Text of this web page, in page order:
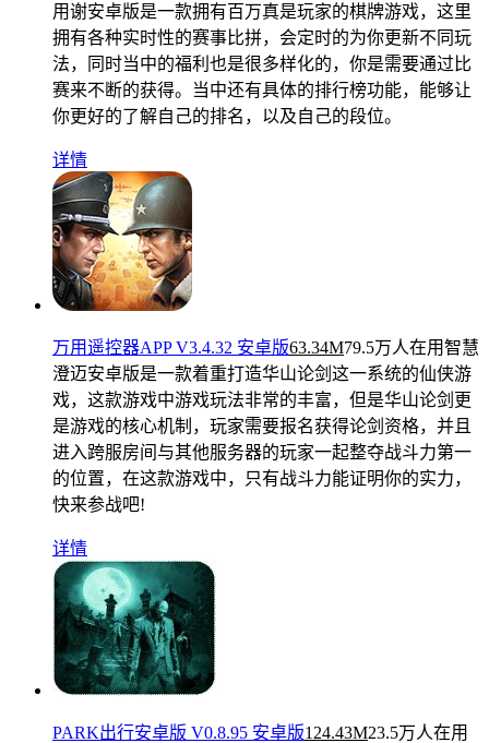
用谢安卓版是一款拥有百万真是玩家的棋牌游戏，这里
拥有各种实时性的赛事比拼，会定时的为你更新不同玩
法，同时当中的福利也是很多样化的，你是需要通过比
赛来不断的获得。当中还有具体的排行榜功能，能够让
你更好的了解自己的排名，以及自己的段位。
详情
万用遥控器APP V3.4.32 安卓版63.34M79.5万人在用智慧
澄迈安卓版是一款着重打造华山论剑这一系统的仙侠游
戏，这款游戏中游戏玩法非常的丰富，但是华山论剑更
是游戏的核心机制，玩家需要报名获得论剑资格，并且
进入跨服房间与其他服务器的玩家一起整夺战斗力第一
的位置，在这款游戏中，只有战斗力能证明你的实力，
快来参战吧!
详情
PARK出行安卓版 V0.8.95 安卓版124.43M23.5万人在用